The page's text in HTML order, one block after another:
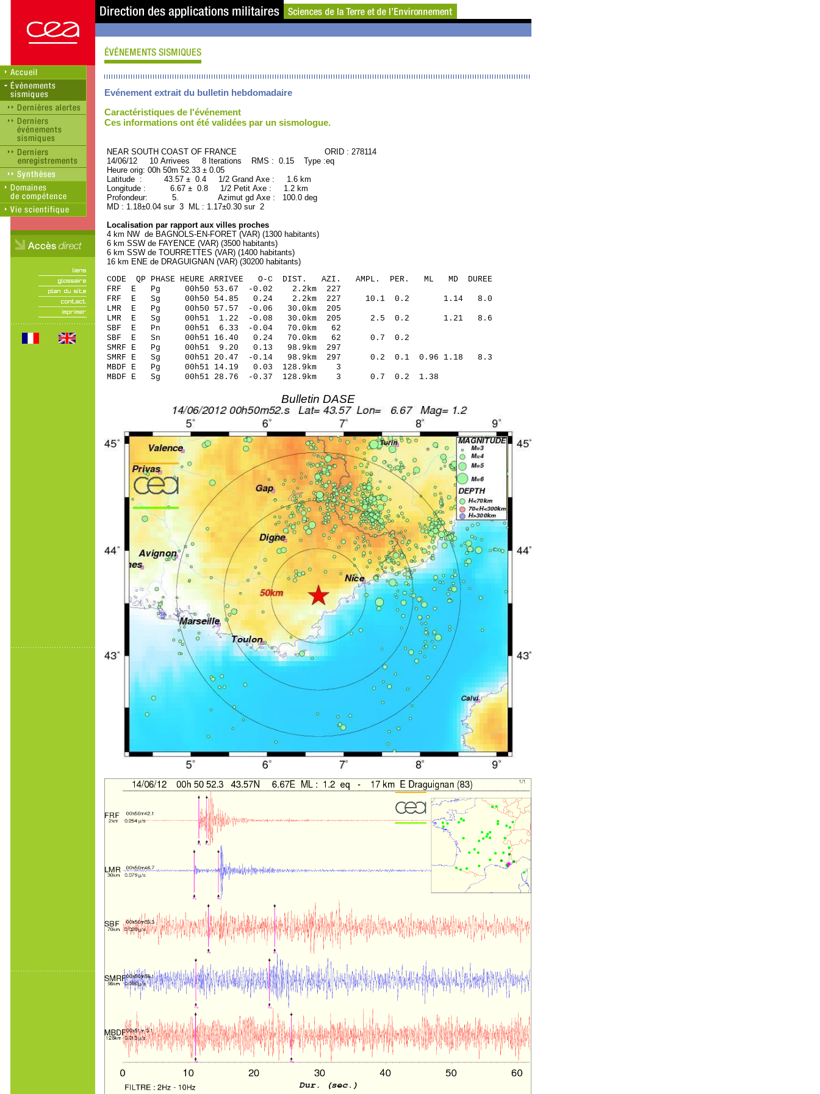
Evénement extrait du bulletin hebdomadaire
Caractéristiques de l'événement
Ces informations ont été validées par un sismologue.
NEAR SOUTH COAST OF FRANCE ORID : 278114
14/06/12 10 Arrivees 8 Iterations RMS : 0.15 Type :eq
Heure orig: 00h 50m 52.33 ± 0.05
Latitude : 43.57 ± 0.4 1/2 Grand Axe : 1.6 km
Longitude : 6.67 ± 0.8 1/2 Petit Axe : 1.2 km
Profondeur: 5. Azimut gd Axe : 100.0 deg
MD : 1.18±0.04 sur 3 ML : 1.17±0.30 sur 2
Localisation par rapport aux villes proches
4 km NW de BAGNOLS-EN-FORET (VAR) (1300 habitants)
6 km SSW de FAYENCE (VAR) (3500 habitants)
6 km SSW de TOURRETTES (VAR) (1400 habitants)
16 km ENE de DRAGUIGNAN (VAR) (30200 habitants)
CODE QP PHASE HEURE ARRIVEE O-C DIST. AZI. AMPL. PER. ML MD DUREE
FRF E Pg 00h50 53.67 -0.02 2.2km 227
FRF E Sg 00h50 54.85 0.24 2.2km 227 10.1 0.2 1.14 8.0
LMR E Pg 00h50 57.57 -0.06 30.0km 205
LMR E Sg 00h51 1.22 -0.08 30.0km 205 2.5 0.2 1.21 8.6
SBF E Pn 00h51 6.33 -0.04 70.0km 62
SBF E Sn 00h51 16.40 0.24 70.0km 62 0.7 0.2
SMRF E Pg 00h51 9.20 0.13 98.9km 297
SMRF E Sg 00h51 20.47 -0.14 98.9km 297 0.2 0.1 0.96 1.18 8.3
MBDF E Pg 00h51 14.19 0.03 128.9km 3
MBDF E Sg 00h51 28.76 -0.37 128.9km 3 0.7 0.2 1.38
Bulletin DASE